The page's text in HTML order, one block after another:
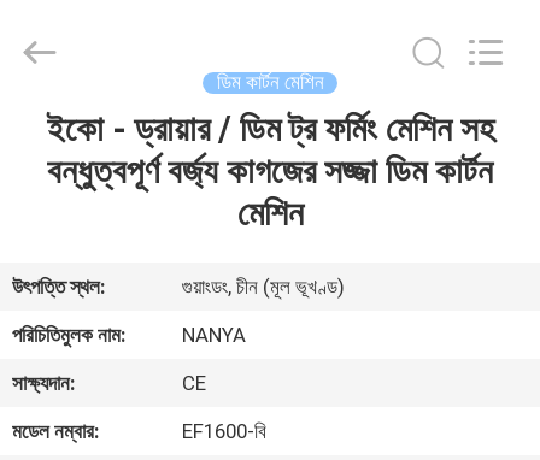
বাড়ি
ভিডিও
প্রদর্শন
Equipment
Reserved.
ডিম কার্টন মেশিন
ইকো - ড্রায়ার / ডিম ট্র ফর্মিং মেশিন সহ
বন্ধুত্বপূর্ণ বর্জ্য কাগজের সজ্জা ডিম কার্টন
মেশিন
উৎপত্তি স্থল:
গুয়াংডং, চীন (মূল ভূখণ্ড)
পরিচিতিমুলক নাম:
NANYA
সাক্ষ্যদান:
CE
মডেল নম্বার:
EF1600-বি